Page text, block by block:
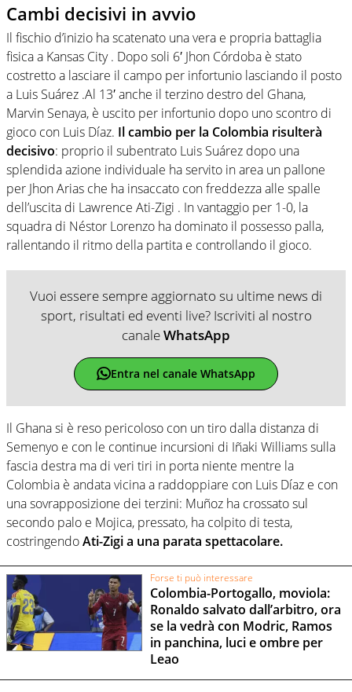
Cambi decisivi in avvio
Il fischio d’inizio ha scatenato una vera e propria battaglia
fisica a Kansas City . Dopo soli 6′ Jhon Córdoba è stato
costretto a lasciare il campo per infortunio lasciando il posto
a Luis Suárez .Al 13′ anche il terzino destro del Ghana,
Marvin Senaya, è uscito per infortunio dopo uno scontro di
gioco con Luis Díaz. Il cambio per la Colombia risulterà
decisivo: proprio il subentrato Luis Suárez dopo una
splendida azione individuale ha servito in area un pallone
per Jhon Arias che ha insaccato con freddezza alle spalle
dell’uscita di Lawrence Ati-Zigi . In vantaggio per 1-0, la
squadra di Néstor Lorenzo ha dominato il possesso palla,
rallentando il ritmo della partita e controllando il gioco.
Vuoi essere sempre aggiornato su ultime news di
sport, risultati ed eventi live? Iscriviti al nostro
canaleWhatsApp
Entra nel canale WhatsApp
Il Ghana si è reso pericoloso con un tiro dalla distanza di
Semenyo e con le continue incursioni di Iñaki Williams sulla
fascia destra ma di veri tiri in porta niente mentre la
Colombia è andata vicina a raddoppiare con Luis Díaz e con
una sovrapposizione dei terzini: Muñoz ha crossato sul
secondo palo e Mojica, pressato, ha colpito di testa,
costringendoAti-Zigi a una parata spettacolare.
Forse ti può interessare
Colombia-Portogallo, moviola:
Ronaldo salvato dall’arbitro, ora
se la vedrà con Modric, Ramos
in panchina, luci e ombre per
Leao